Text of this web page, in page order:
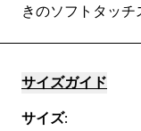
きのソフトタッチ
サイズガイド
サイズ: